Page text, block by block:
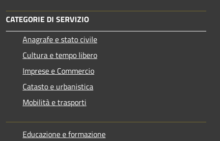
CATEGORIE DI SERVIZIO
Anagrafe e stato civile
Cultura e tempo libero
Imprese e Commercio
Catasto e urbanistica
Mobilità e trasporti
Educazione e formazione